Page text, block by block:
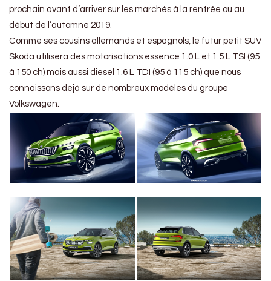
prochain avant d’arriver sur les marchés à la rentrée ou au
début de l’automne 2019.
Comme ses cousins allemands et espagnols, le futur petit SUV
Skoda utilisera des motorisations essence 1.0 L et 1.5 L TSI (95
à 150 ch) mais aussi diesel 1.6 L TDI (95 à 115 ch) que nous
connaissons déjà sur de nombreux modèles du groupe
Volkswagen.